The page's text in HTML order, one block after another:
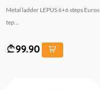
Metal ladder LEPUS 6+6 steps Euros
tep...
99.90